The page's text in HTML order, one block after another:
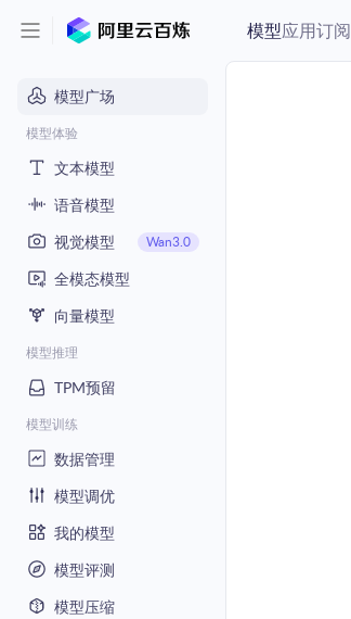
模型应用订阅
模型广场
模型体验
文本模型
语音模型
视觉模型
Wan3.0
全模态模型
向量模型
模型推理
TPM预留
模型训练
数据管理
模型调优
我的模型
模型评测
模型压缩